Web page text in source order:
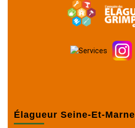
Élagueur Seine-Et-Marne